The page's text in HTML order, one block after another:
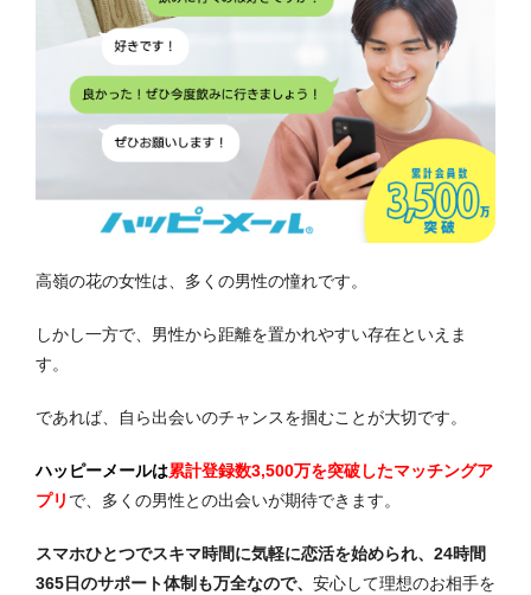
高嶺の花の女性は、多くの男性の憧れです。
しかし一方で、男性から距離を置かれやすい存在といえま
す。
であれば、自ら出会いのチャンスを掴むことが大切です。
ハッピーメールは累計登録数3,500万を突破したマッチングア
プリ で、多くの男性との出会いが期待できます。
スマホひとつでスキマ時間に気軽に恋活を始められ、24時間
365日のサポート体制も万全なので、 安心して理想のお相手を